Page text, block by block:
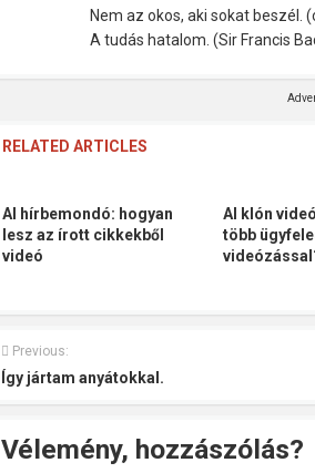
Nem az okos, aki sokat beszél.
A tudás hatalom. (Sir Francis
RELATED ARTICLES
AI hírbemondó: hogyan
lesz az írott cikkekből
videó
AI klón
több
Previous:
Így jártam anyátokkal.
Vélemény, hozzászólás?